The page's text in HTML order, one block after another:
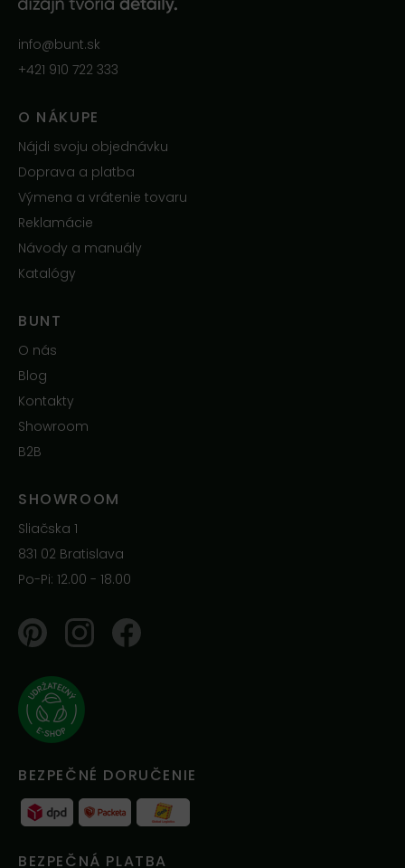
info@bunt.sk
+421 910 722 333
O NÁKUPE
Nájdi svoju objednávku
Doprava a platba
Výmena a vrátenie tovaru
Reklamácie
Návody a manuály
Katalógy
BUNT
O nás
Blog
Kontakty
Showroom
B2B
SHOWROOM
Sliačska 1
831 02 Bratislava
Po-Pi: 12.00 - 18.00
PinterestInstagramFacebook
BEZPEČNÉ DORUČENIE
BEZPEČNÁ PLATBA